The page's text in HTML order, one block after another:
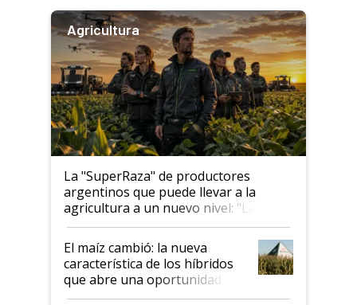
Agricultura
La "SuperRaza" de productores
argentinos que puede llevar a la
agricultura a un nuevo nivel: "Las
posibilidades de crecimiento son
infinitas"
El maíz cambió: la nueva
característica de los híbridos
que abre una oportunidad en
el lote